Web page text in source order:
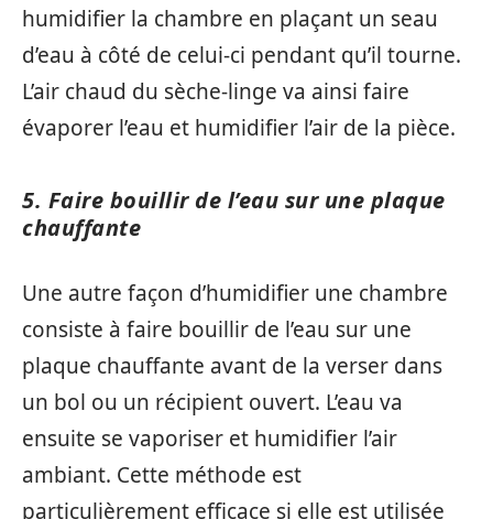
humidifier la chambre en plaçant un seau
d’eau à côté de celui-ci pendant qu’il tourne.
L’air chaud du sèche-linge va ainsi faire
évaporer l’eau et humidifier l’air de la pièce.
5. Faire bouillir de l’eau sur une plaque
chauffante
Une autre façon d’humidifier une chambre
consiste à faire bouillir de l’eau sur une
plaque chauffante avant de la verser dans
un bol ou un récipient ouvert. L’eau va
ensuite se vaporiser et humidifier l’air
ambiant. Cette méthode est
particulièrement efficace si elle est utilisée